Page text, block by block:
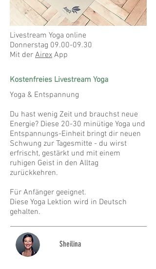
Livestream Yoga online
Donnerstag 09.00-09.30
Mit der Airex App
Kostenfreies Livestream Yoga
Yoga & Entspannung
Du hast wenig Zeit und brauchst neue
Energie? Diese 20-30 minütige Yoga und
Entspannungs-Einheit bringt dir neuen
Schwung zur Tagesmitte - du wirst
erfrischt, gestärkt und mit einem
ruhigen Geist in den Alltag
zurückkehren.
Für Anfänger geeignet.
Diese Yoga Lektion wird in Deutsch
gehalten.
Sheilina